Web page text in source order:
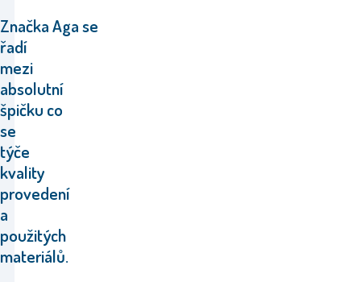
Značka Aga se
řadí
mezi
absolutní
špičku co
se
týče
kvality
provedení
a
použitých
materiálů.